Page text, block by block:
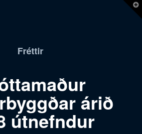
Fréttir
árið
útnefndur